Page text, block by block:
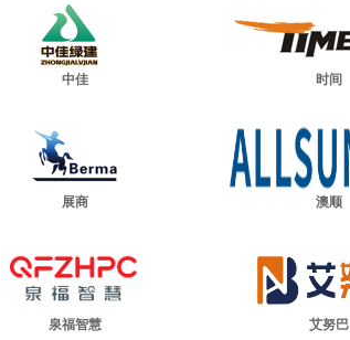
中佳 时间
展商 澳顺
泉福智慧 艾努巴